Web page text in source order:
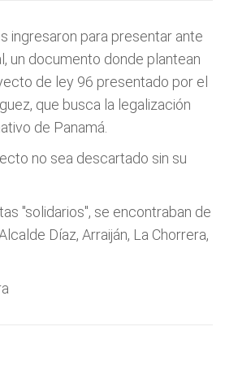
ingresaron para presentar ante
un documento donde plantean
de ley 96 presentado por el
que busca la legalización
de Panamá.
no sea descartado sin su
"solidarios", se encontraban de
Díaz, Arraiján, La Chorrera,